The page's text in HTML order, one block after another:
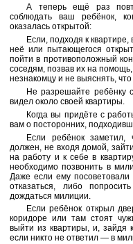
А теперь ещё раз
соблюдать ваш ребёнок,
оказалась открытой:
Если, подходя к
неё или пытающегося
пойти в противоположный
соседям, позвав их на
незнакомцу и не выяснять,
Не разрешайте ребёнку
видел около своей квартиры.
Когда вы придёте с
вам о посторонних,
Если ребёнок заметил,
должен, не входя домой,
на работу и к себе в
необходимо позвонить в
Даже если ему
отказаться, либо
дождаться милиции.
Если ребёнок открыл
коридоре или там стоят
выйти из квартиры, и, зайдя
если никто не ответил — в